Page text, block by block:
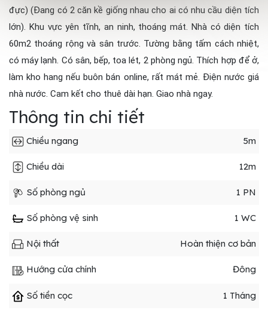
đực) (Đang có 2 căn kề giống nhau cho ai có nhu cầu diện tích
lớn). Khu vực yên tĩnh, an ninh, thoáng mát. Nhà có diện tích
60m2 thoáng rộng và sân trước. Tường bằng tấm cách nhiệt,
có máy lạnh. Có sân, bếp, toa lét, 2 phòng ngủ. Thích hợp để ở,
làm kho hang nếu buôn bán online, rất mát mẻ. Điện nước giá
nhà nước. Cam kết cho thuê dài hạn. Giao nhà ngay.
Thông tin chi tiết
Chiều ngang 5m
Chiều dài 12m
Số phòng ngủ 1 PN
Số phòng vệ sinh 1 WC
Nội thất Hoàn thiện cơ bản
Hướng cửa chính Đông
Số tiền cọc 1 Tháng